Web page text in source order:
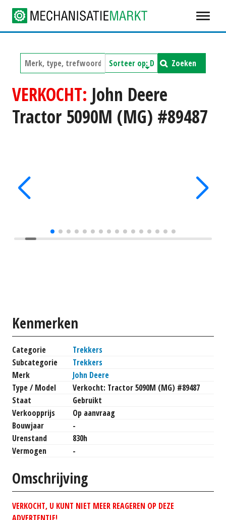
Zoeken
VERKOCHT: John Deere
Tractor 5090M (MG) #89487
Kenmerken
Categorie
Trekkers
Subcategorie
Trekkers
Merk
John Deere
Type / Model
Verkocht: Tractor 5090M (MG) #89487
Staat
Gebruikt
Verkoopprijs
Op aanvraag
Bouwjaar
-
Urenstand
830h
Vermogen
-
Omschrijving
VERKOCHT, U KUNT NIET MEER REAGEREN OP DEZE